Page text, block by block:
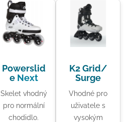
Powerslid
e Next
Skelet vhodný
pro normální
chodidlo.
K2 Grid/
Surge
Vhodné pro
uživatele s
vysokým